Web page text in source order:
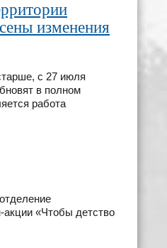
изменения
с 27 июля
в полном
работа
акции «Чтобы детство